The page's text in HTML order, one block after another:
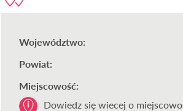
Województwo:
Powiat:
Miejscowość:
Dowiedz się wiecej o